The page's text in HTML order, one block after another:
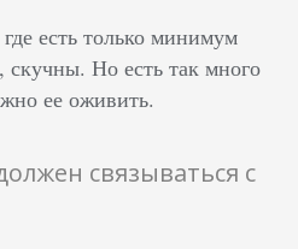
есть только минимум
Но есть так много
ее оживить.
связываться с